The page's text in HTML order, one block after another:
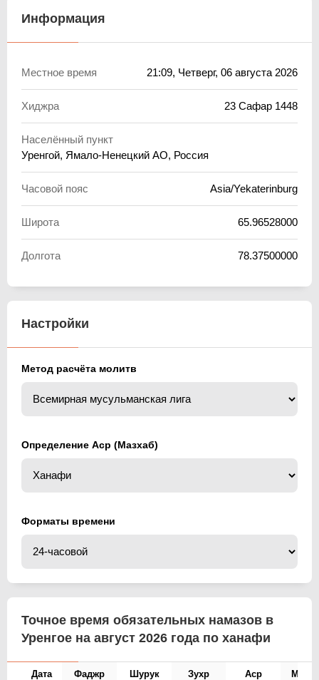
Информация
Местное время 21:09, Четверг, 06 августа 2026
Хиджра 23 Сафар 1448
Населённый пункт
Уренгой, Ямало-Ненецкий АО, Россия
Часовой пояс Asia/Yekaterinburg
Широта 65.96528000
Долгота 78.37500000
Настройки
Метод расчёта молитв
Определение Аср (Мазхаб)
Форматы времени
Точное время обязательных намазов в
Уренгое на август 2026 года по ханафи
Дата Фаджр Шурук Зухр Аср